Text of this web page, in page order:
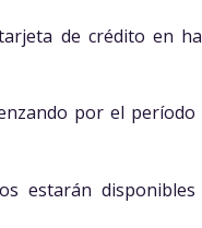
de crédito en
por el
estarán